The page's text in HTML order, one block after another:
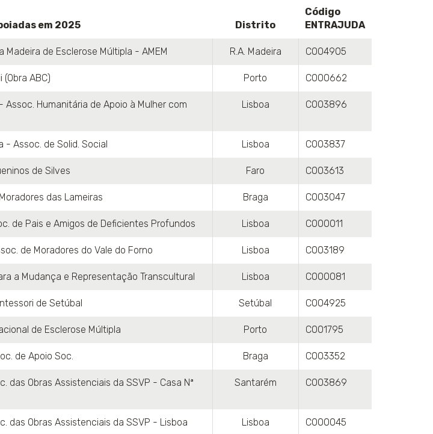
em 2025 Distrito
Código
ENTRAJUDA
Madeira de Esclerose Múltipla - AMEM R.A. Madeira C004905
(Obra ABC) Porto C000662
Assoc. Humanitária de Apoio à Mulher com
Lisboa C003896
- Assoc. de Solid. Social Lisboa C003837
de Silves Faro C003613
das Lameiras Braga C003047
de Pais e Amigos de Deficientes Profundos Lisboa C000011
de Moradores do Vale do Forno Lisboa C003189
a Mudança e Representação Transcultural Lisboa C000081
de Setúbal Setúbal C004925
de Esclerose Múltipla Porto C001795
de Apoio Soc. Braga C003352
das Obras Assistenciais da SSVP - Casa Nª
Santarém C003869
das Obras Assistenciais da SSVP - Lisboa Lisboa C000045